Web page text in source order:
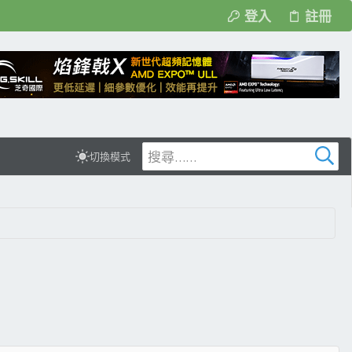
登入 註冊
切換模式